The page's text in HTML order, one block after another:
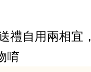
禮自用兩相宜，
唷